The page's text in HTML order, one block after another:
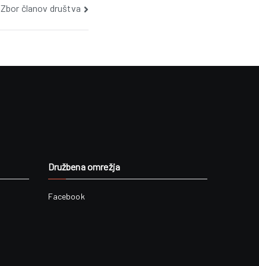
Zbor članov društva
Družbena omrežja
Facebook